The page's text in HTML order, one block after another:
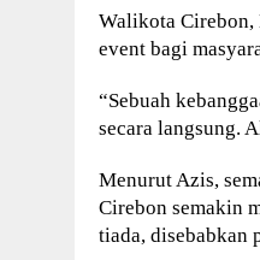
Walikota Cirebon,
event bagi
“Sebuah
secara langsung.
Menurut Azis,
Cirebon semakin
tiada, disebabkan